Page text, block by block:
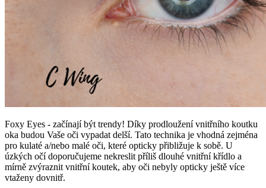
Foxy Eyes - začínají být trendy! Díky prodloužení vnitřního koutku
oka budou Vaše oči vypadat delší. Tato technika je vhodná zejména
pro kulaté a/nebo malé oči, které opticky přibližuje k sobě. U
úzkých očí doporučujeme nekreslit příliš dlouhé vnitřní křídlo a
mírně zvýraznit vnitřní koutek, aby oči nebyly opticky ještě více
vtaženy dovnitř.